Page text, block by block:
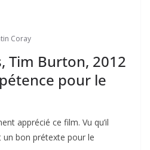
Coray
Tim Burton, 2012
pour le
apprécié ce film. Vu qu’il
bon prétexte pour le